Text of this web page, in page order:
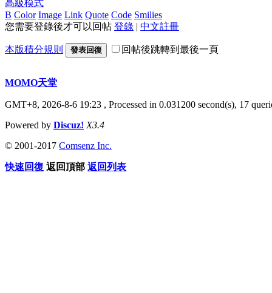
高級模式
B Color Image Link Quote Code Smilies
您需要登錄後才可以回帖 登錄 | 中文註冊
本版積分規則 發表回復 回帖後跳轉到最後一頁
MOMO天堂
GMT+8, 2026-8-6 19:23 , Processed in 0.031200 second(s), 17
Powered by Discuz! X3.4
© 2001-2017 Comsenz Inc.
快速回復 返回頂部 返回列表